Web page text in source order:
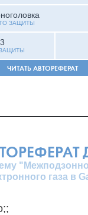
ЗАЩИТЫ
ЧИТАТЬ АВТОРЕФЕРАТ
газа в